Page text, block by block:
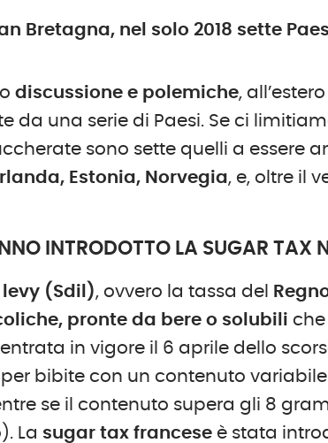
Bretagna, nel solo 2018 sette
discussione e polemiche, all’estero
da una serie di Paesi. Se ci
sono sette quelli a essere
Estonia, Norvegia, e, oltre il
INTRODOTTO LA SUGAR TAX
(Sdil), ovvero la tassa del
pronte da bere o solubili
entrata in vigore il 6 aprile dello
bibite con un contenuto
se il contenuto supera gli 8
La sugar tax francese è stata